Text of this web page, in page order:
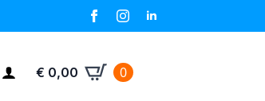
€ 0,00 0